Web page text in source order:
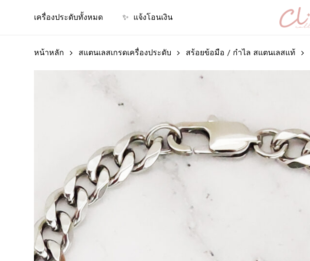
เครื่องประดับทั้งหมด ✨ แจ้งโอนเงิน
หน้าหลัก สแตนเลสเกรดเครื่องประดับ สร้อยข้อมือ / กำไล สแตนเลสแท้